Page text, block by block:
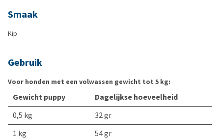
Smaak
Kip
Gebruik
Voor honden met een volwassen gewicht tot 5 kg:
Gewicht puppy
Dagelijkse hoeveelheid
0,5 kg
32 gr
1 kg
54 gr